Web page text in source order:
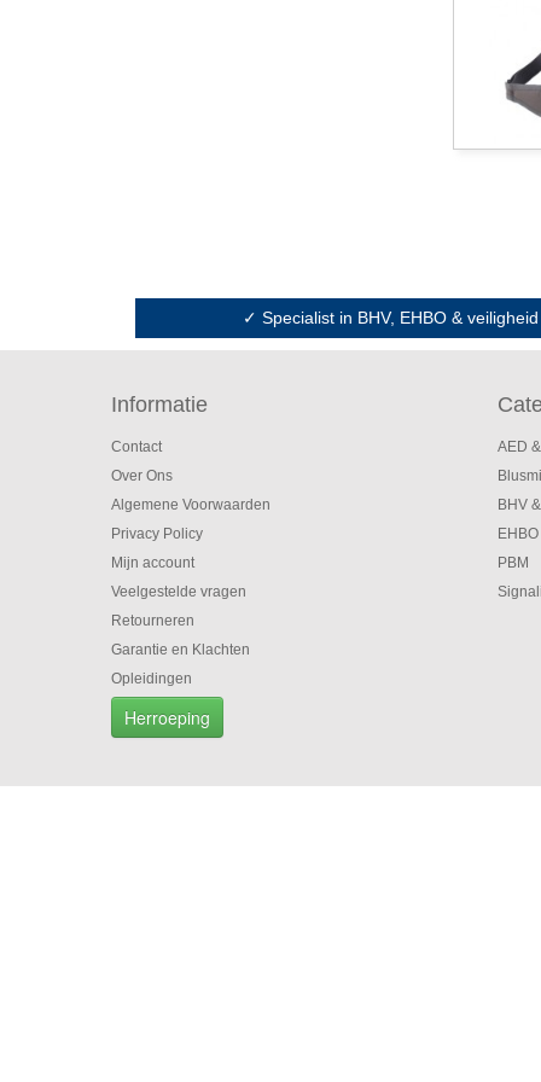
✓ Specialist in BHV, EHBO &
Informatie
Contact
Over Ons
Algemene Voorwaarden
Privacy Policy
Mijn account
Veelgestelde vragen
Retourneren
Garantie en Klachten
Opleidingen
Herroeping
AED
BHV
EHBO
PBM